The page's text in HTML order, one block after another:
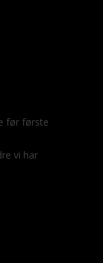
før første
vi har